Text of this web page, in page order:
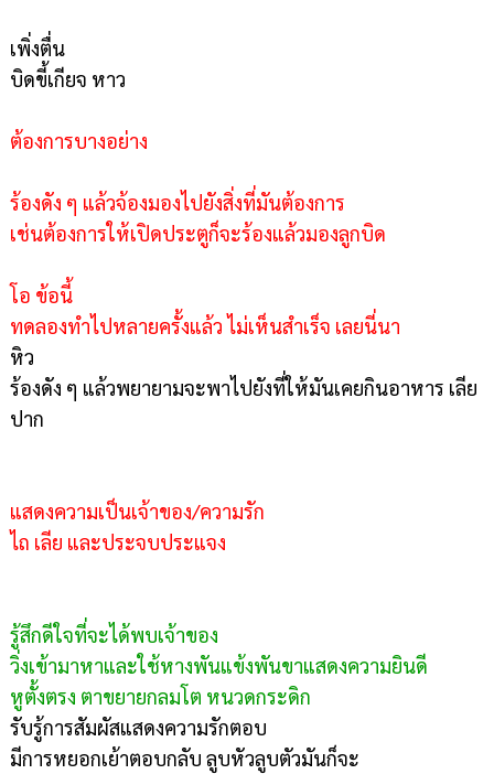
เพิ่งตื่น
บิดขี้เกียจ หาว
ต้องการบางอย่าง
ร้องดัง ๆ แล้วจ้องมองไปยังสิ่งที่มันต้องการ
เช่นต้องการให้เปิดประตูก็จะร้องแล้วมองลูกบิด
โอ ข้อนี้
ทดลองทำไปหลายครั้งแล้ว ไม่เห็นสำเร็จ เลยนี่นา
หิว
ร้องดัง ๆ แล้วพยายามจะพาไปยังที่ให้มันเคยกินอาหาร เลีย
ปาก
แสดงความเป็นเจ้าของ/ความรัก
ไถ เลีย และประจบประแจง
รู้สึกดีใจที่จะได้พบเจ้าของ
วิ่งเข้ามาหาและใช้หางพันแข้งพันขาแสดงความยินดี
หูตั้งตรง ตาขยายกลมโต หนวดกระดิก
รับรู้การสัมผัสแสดงความรักตอบ
มีการหยอกเย้าตอบกลับ ลูบหัวลูบตัวมันก็จะ